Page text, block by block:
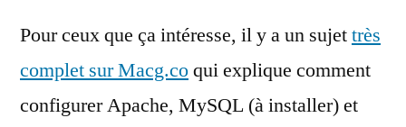
Pour ceux que ça intéresse, il y a un sujettrès
complet sur Macg.coqui explique comment
configurer Apache, MySQL (à installer) et